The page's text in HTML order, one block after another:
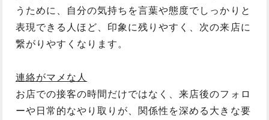
うために、自分の気持ちを言葉や態度でしっかりと
表現できる人ほど、印象に残りやすく、次の来店に
繋がりやすくなります。
連絡がマメな人
お店での接客の時間だけではなく、来店後のフォロ
ーや日常的なやり取りが、関係性を深める大きな要